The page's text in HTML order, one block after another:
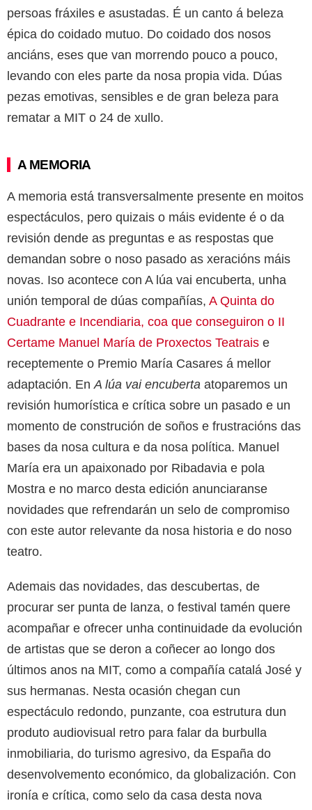
persoas fráxiles e asustadas. É un canto á beleza
épica do coidado mutuo. Do coidado dos nosos
anciáns, eses que van morrendo pouco a pouco,
levando con eles parte da nosa propia vida. Dúas
pezas emotivas, sensibles e de gran beleza para
rematar a MIT o 24 de xullo.
A MEMORIA
A memoria está transversalmente presente en moitos
espectáculos, pero quizais o máis evidente é o da
revisión dende as preguntas e as respostas que
demandan sobre o noso pasado as xeracións máis
novas. Iso acontece con A lúa vai encuberta, unha
unión temporal de dúas compañías, A Quinta do
Cuadrante e Incendiaria, coa que conseguiron o II
Certame Manuel María de Proxectos Teatrais e
receptemente o Premio María Casares á mellor
adaptación. En A lúa vai encuberta atoparemos un
revisión humorística e crítica sobre un pasado e un
momento de construción de soños e frustracións das
bases da nosa cultura e da nosa política. Manuel
María era un apaixonado por Ribadavia e pola
Mostra e no marco desta edición anunciaranse
novidades que refrendarán un selo de compromiso
con este autor relevante da nosa historia e do noso
teatro.
Ademais das novidades, das descubertas, de
procurar ser punta de lanza, o festival tamén quere
acompañar e ofrecer unha continuidade da evolución
de artistas que se deron a coñecer ao longo dos
últimos anos na MIT, como a compañía catalá José y
sus hermanas. Nesta ocasión chegan cun
espectáculo redondo, punzante, coa estrutura dun
produto audiovisual retro para falar da burbulla
inmobiliaria, do turismo agresivo, da España do
desenvolvemento económico, da globalización. Con
ironía e crítica, como selo da casa desta nova